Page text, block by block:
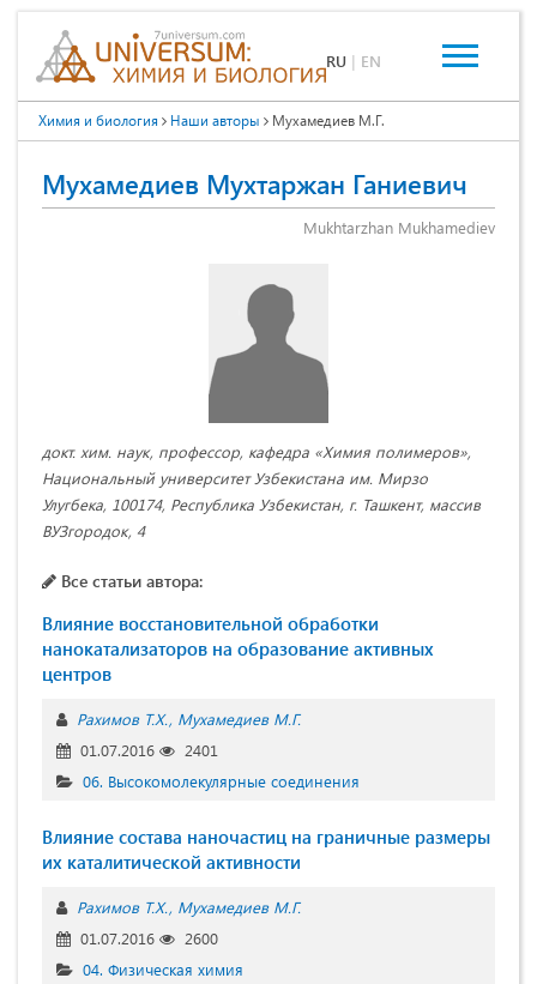
RU | EN
Химия и биология Наши авторы Мухамедиев М.Г.
Мухамедиев Мухтаржан Ганиевич
Mukhtarzhan Mukhamediev
докт. хим. наук, профессор, кафедра «Химия полимеров»,
Национальный университет Узбекистана им. Мирзо
Улугбека, 100174, Республика Узбекистан, г. Ташкент, массив
ВУЗгородок, 4
Все статьи автора:
Влияние восстановительной обработки
нанокатализаторов на образование активных
центров
Рахимов Т.Х. Мухамедиев М.Г.
01.07.2016
2401
06. Высокомолекулярные соединения
Влияние состава наночастиц на граничные размеры
их каталитической активности
Рахимов Т.Х. Мухамедиев М.Г.
01.07.2016
2600
04. Физическая химия